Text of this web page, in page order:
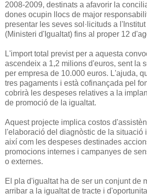
2008-2009, destinats a afavorir la
dones ocupin llocs de major
presentar les seves sol·licituds a
(Ministeri d'Igualtat) fins al proper 12
L'import total previst per a aquesta
ascendeix a 1,2 milions d'euros, sent la
per empresa de 10.000 euros. L'ajuda,
tres pagaments i està cofinançada pel
cobrirà les despeses relatives a la
de promoció de la igualtat.
Aquest projecte implica costos
l'elaboració del diagnòstic de la situació
així com les despeses destinades
promocions internes i campanyes de
o externes.
El pla d'igualtat ha de ser un conjunt de
arribar a la igualtat de tracte i